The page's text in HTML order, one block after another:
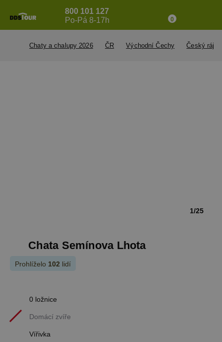
800 101 127
Po-Pá 8-17h
0
Chaty a chalupy 2026 ČR Východní Čechy Český ráj
1/25
Chata Semínova Lhota
Prohlíželo 102 lidí
0 ložnice
Domácí zvíře
Vířivka